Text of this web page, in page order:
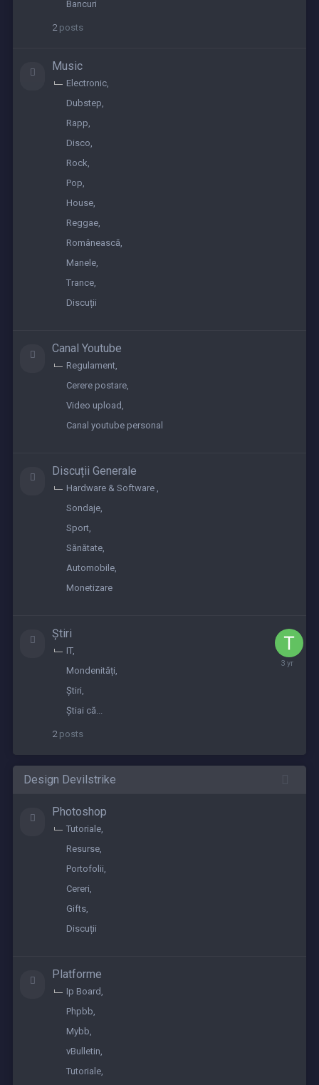
Bancuri
2 posts
Music
Electronic
Dubstep
Rapp
Disco
Rock
Pop
House
Reggae
Românească
Manele
Trance
Discuții
Canal Youtube
Regulament
Cerere postare
Video upload
Canal youtube personal
Discuții Generale
Hardware & Software
Sondaje
Sport
Sănătate
Automobile
Monetizare
Știri
IT
Mondenități
Știri
Știai că...
2 posts
July
Design Devilstrike
Photoshop
Tutoriale
Resurse
Portofolii
Cereri
Gifts
Discuții
Platforme
Ip Board
Phpbb
Mybb
vBulletin
Tutoriale